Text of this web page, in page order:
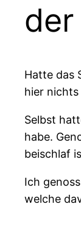
Hatte das
hier nichts
Selbst
habe.
beischlaf
Ich
welche